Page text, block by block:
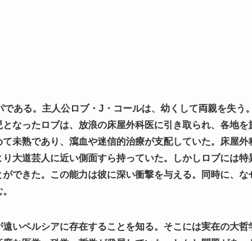
ある。主人公ロブ・J・コールは、幼くして両親を失う
なったロブは、放浪の床屋外科医に引き取られ、各地
未熟であり、瀉血や迷信的治療が支配していた。床屋
大道芸人に近い側面すら持っていた。しかしロブには
できた。この能力は彼に深い衝撃を与える。同時に、
いペルシアに存在することを知る。そこには実在の大